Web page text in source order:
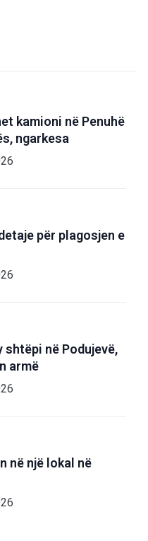
kamioni në Penuhë
ngarkesa
për plagosjen e
shtëpi në Podujevë,
armë
në një lokal në